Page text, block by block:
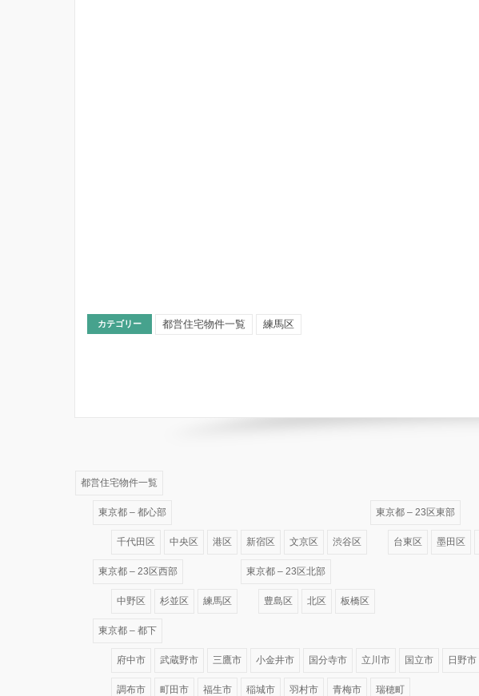
カテゴリー 都営住宅物件一覧 練馬区
都営住宅物件一覧
東京都 – 都心部
千代田区 中央区 港区 新宿区 文京区 渋谷区
東京都 – 23区東部
台東区 墨田区
東京都 – 23区西部
中野区 杉並区 練馬区
東京都 – 23区北部
豊島区 北区 板橋区
東京都 – 都下
府中市 武蔵野市 三鷹市 小金井市 国分寺市 立川市 国立市 日野市
調布市 町田市 福生市 稲城市 羽村市 青梅市 瑞穂町